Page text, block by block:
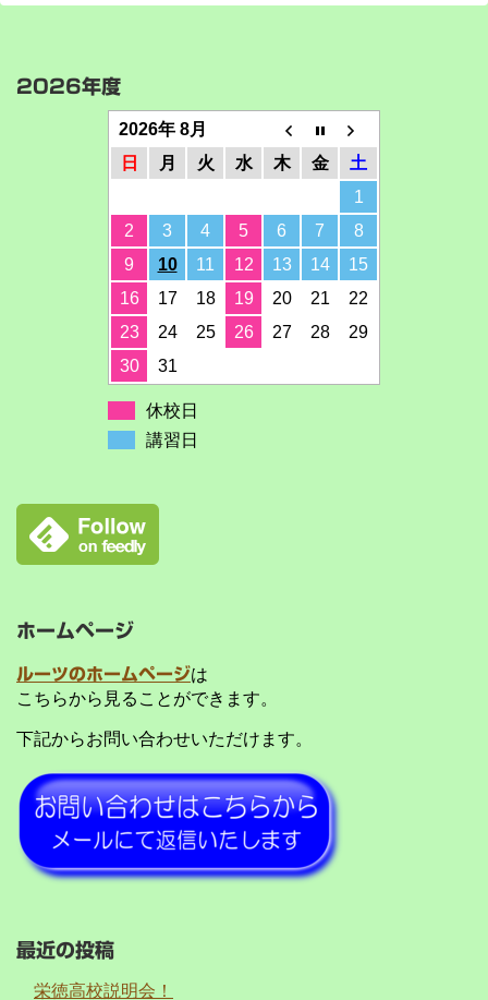
2026年度
2026年 8月
日
月 火 水 木 金
土
1
2
3 4 5 6 7
8
9
10 11 12 13 14
15
16
17 18 19 20 21
22
23
24 25 26 27 28
29
30
31
休校日
講習日
ホームページ
ルーツのホームページは
こちらから見ることができます。
下記からお問い合わせいただけます。
最近の投稿
栄徳高校説明会！